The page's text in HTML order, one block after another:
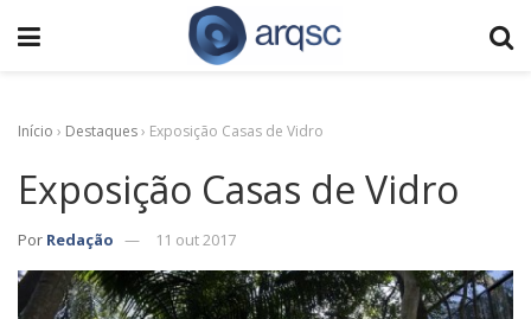
Início › Destaques› Exposição Casas de Vidro
Exposição Casas de Vidro
Por Redação 11 out 2017